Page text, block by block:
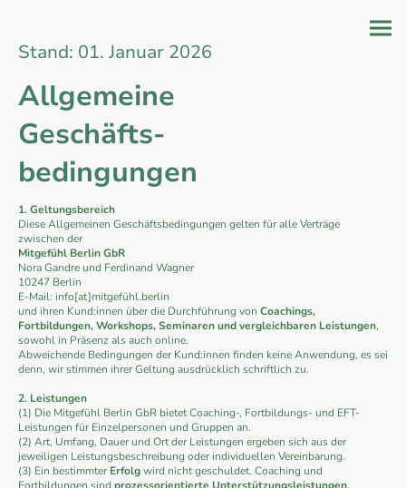
Stand: 01. Januar 2026
1. Geltungsbereich
Diese Allgemeinen Geschäftsbedingungen gelten für alle Verträge
zwischen der
Mitgefühl Berlin GbR
Nora Gandre und Ferdinand Wagner
10247 Berlin
E-Mail: info[at]mitgefühl.berlin
und ihren Kund:innen über die Durchführung von Coachings,
Fortbildungen, Workshops, Seminaren und vergleichbaren Leistungen,
sowohl in Präsenz als auch online.
Abweichende Bedingungen der Kund:innen finden keine Anwendung, es sei
denn, wir stimmen ihrer Geltung ausdrücklich schriftlich zu.
2. Leistungen
(1) Die Mitgefühl Berlin GbR bietet Coaching-, Fortbildungs- und EFT-
Leistungen für Einzelpersonen und Gruppen an.
(2) Art, Umfang, Dauer und Ort der Leistungen ergeben sich aus der
jeweiligen Leistungsbeschreibung oder individuellen Vereinbarung.
(3) Ein bestimmter Erfolgwird nicht geschuldet. Coaching und
Allgemeine
Geschäfts-
bedingungen